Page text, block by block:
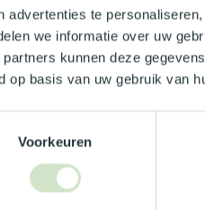
advertenties te
we informatie over uw
kunnen deze
op basis van uw gebruik van
Voorkeuren
Je beoordeling